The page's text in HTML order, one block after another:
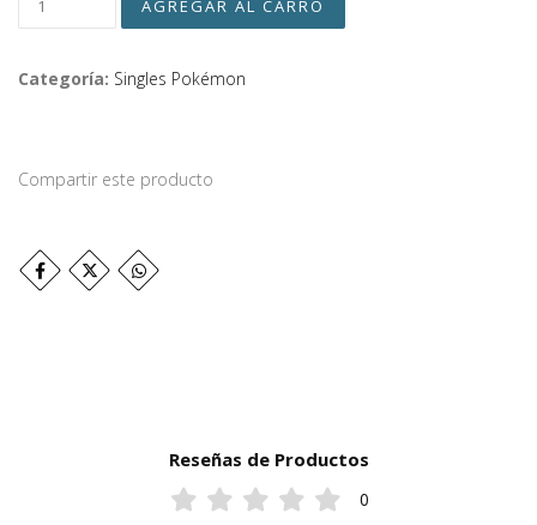
Categoría: Singles Pokémon
Compartir este producto
Reseñas de Productos
0